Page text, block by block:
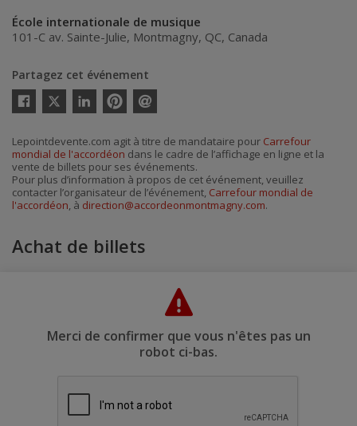
École internationale de musique
101-C av. Sainte-Julie, Montmagny, QC, Canada
Partagez cet événement
Twitter
courriel
Lepointdevente.com agit à titre de mandataire pour Carrefour
mondial de l'accordéon dans le cadre de l’affichage en ligne et la
vente de billets pour ses événements.
Pour plus d’information à propos de cet événement, veuillez
contacter l’organisateur de l’événement, Carrefour mondial de
l'accordéon, à direction@accordeonmontmagny.com.
Achat de billets
Merci de confirmer que vous n'êtes pas un
robot ci-bas.